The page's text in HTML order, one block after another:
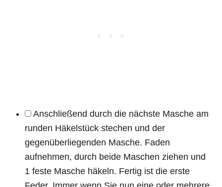
Anschließend durch die nächste Masche am
runden Häkelstück stechen und der
gegenüberliegenden Masche. Faden
aufnehmen, durch beide Maschen ziehen und
1 feste Masche häkeln. Fertig ist die erste